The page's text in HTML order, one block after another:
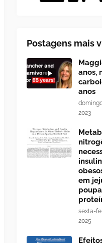
Postagens mais
anos,
anos
2023
em
sexta-
2025